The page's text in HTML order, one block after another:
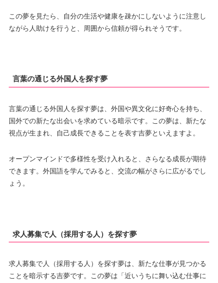
この夢を見たら、自分の生活や健康を疎かにしないように注意し
ながら人助けを行うと、周囲から信頼が得られそうです。
言葉の通じる外国人を探す夢
言葉の通じる外国人を探す夢は、外国や異文化に好奇心を持ち、
国外での新たな出会いを求めている暗示です。この夢は、新たな
視点が生まれ、自己成長できることを表す吉夢といえますよ。
オープンマインドで多様性を受け入れると、さらなる成長が期待
できます。外国語を学んでみると、交流の幅がさらに広がるでし
ょう。
求人募集で人（採用する人）を探す夢
求人募集で人（採用する人）を探す夢は、新たな仕事が見つかる
ことを暗示する吉夢です。この夢は「近いうちに舞い込む仕事に